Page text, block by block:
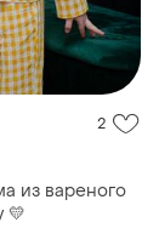
2
из вареного
💛